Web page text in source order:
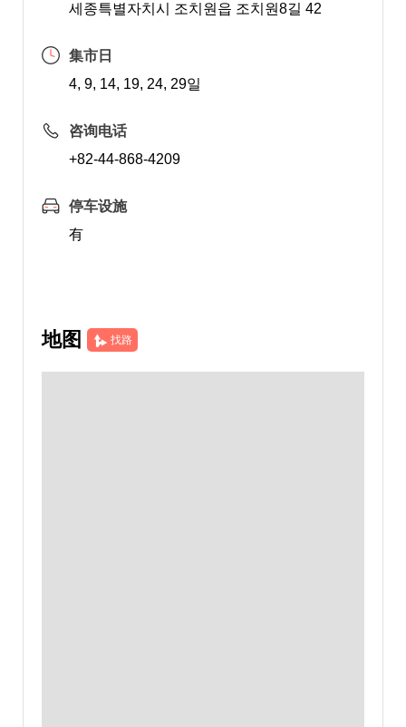
세종특별자치시 조치원읍 조치원8길 42
集市日
4, 9, 14, 19, 24, 29일
咨询电话
+82-44-868-4209
停车设施
有
地图 找路